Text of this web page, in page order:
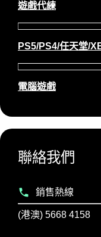
遊戲代練
PS5/PS4/任天堂/
電腦遊戲
聯絡我們
銷售熱線
(港澳) 5668 4158